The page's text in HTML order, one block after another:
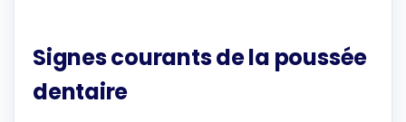
Signes courants de la poussée
dentaire